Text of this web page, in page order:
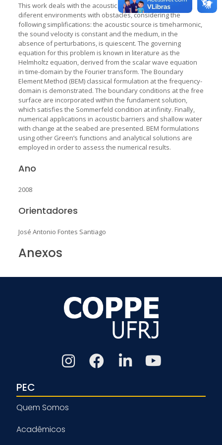
This work deals with the acoustic wave propagation in
diferent environments with obstacles, considering the
following simplifications: the acoustic source is timeharmonic,
the sound velocity is constant and the medium, in the
absence of perturbations, is quiescent. The governing
equation for this problem is known in literature as the
Helmholtz equation, derived from the scalar wave equation
in time-domain by the Fourier transform. The Boundary
Element Method (BEM) classical formulation at the frequency-
domain is demonstrated. The boundary conditions at the free
surface are incorporated within the fundament solution,
which satisfies the Sommerfeld condition at infinity. Finally,
numerical applications in acoustic barriers and shallow water
with change at the seabed are presented. BEM formulations
using other Green’s functions and analytical solutions are
employed in order to assess the numerical results.
Ano
2008
Orientadores
José Antonio Fontes Santiago
Anexos
PEC
Quem Somos
Acadêmicos